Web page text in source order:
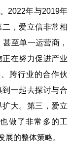
2022年与2019年
，爱立信非常相
至单一运营商，
在努力促进产业
跨行业的合作伙
一起去探讨与合
大。第三，爱立
做了非常多的工
的整体策略。